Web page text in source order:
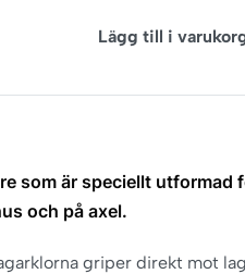
Lägg till i
som är speciellt utformad
och på axel.
griper direkt mot